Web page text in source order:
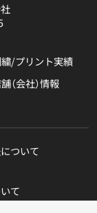
/プリント実績
（会社）情報
ついて
て